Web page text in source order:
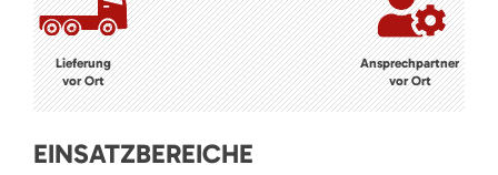
Lieferung
vor Ort
Ansprechpartner
vor Ort
EINSATZBEREICHE